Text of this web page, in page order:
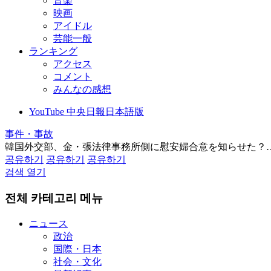
映画
アイドル
芸能一般
ランキング
アクセス
コメント
みんなの感想
YouTube 中央日報日本語版
事件・事故
韓国外交部、金・張法律事務所側に慰安婦合意を知らせた
공유하기
공유하기
공유하기
검색 열기
전체 카테고리 메뉴
ニュース
政治
国際・日本
社会・文化